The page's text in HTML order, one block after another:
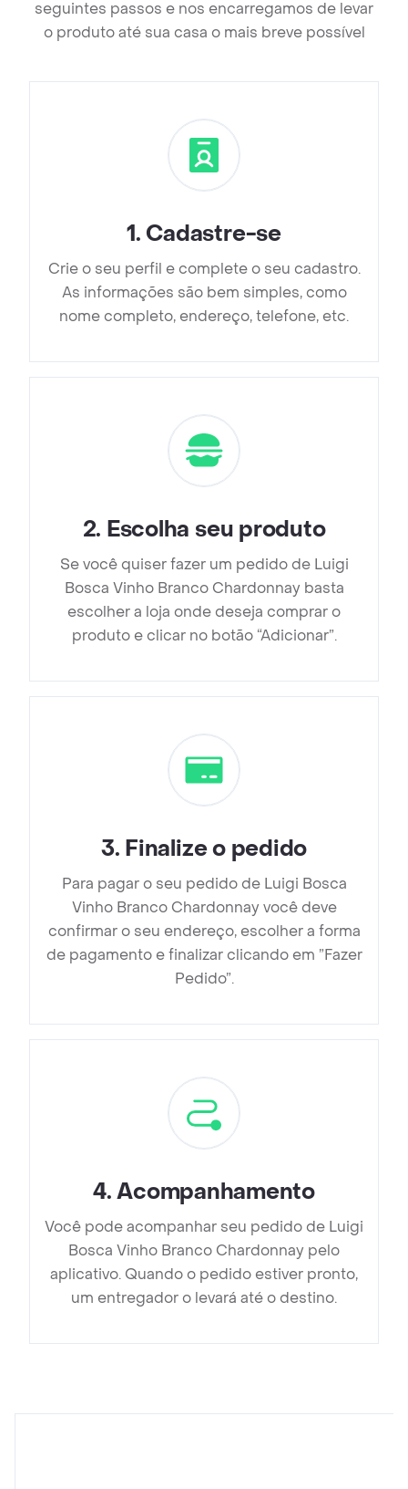
seguintes passos e nos encarregamos de levar
o produto até sua casa o mais breve possível
1. Cadastre-se
Crie o seu perfil e complete o seu cadastro.
As informações são bem simples, como
nome completo, endereço, telefone, etc.
2. Escolha seu produto
Se você quiser fazer um pedido de Luigi
Bosca Vinho Branco Chardonnay basta
escolher a loja onde deseja comprar o
produto e clicar no botão “Adicionar”.
3. Finalize o pedido
Para pagar o seu pedido de Luigi Bosca
Vinho Branco Chardonnay você deve
confirmar o seu endereço, escolher a forma
de pagamento e finalizar clicando em ”Fazer
Pedido”.
4.Acompanhamento
Você pode acompanhar seu pedido de Luigi
Bosca Vinho Branco Chardonnay pelo
aplicativo. Quando o pedido estiver pronto,
um entregador o levará até o destino.